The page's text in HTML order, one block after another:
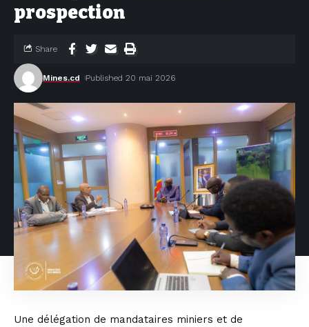
prospection
Mines.cd Published 20 mai 2026
Share
Une délégation de mandataires miniers et de